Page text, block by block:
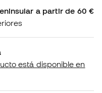
a partir de 60 €
está disponible en